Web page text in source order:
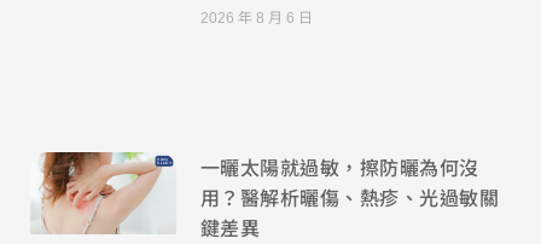
2026 年 8 月 6 日
一曬太陽就過敏，擦防曬為何沒
用？醫解析曬傷、熱疹、光過敏關
鍵差異